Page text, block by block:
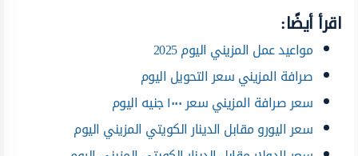
اقرأ أيضًا:
مواعيد عمل المزيني اليوم 2025
صرافة المزيني سعر التحويل اليوم
سعر صرافة المزيني سعر ١٠٠٠ جنيه اليوم
سعر اليورو مقابل الدينار الكويتي المزيني اليوم